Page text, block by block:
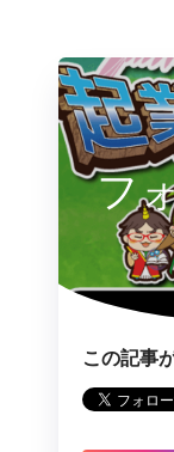
フ
この記事